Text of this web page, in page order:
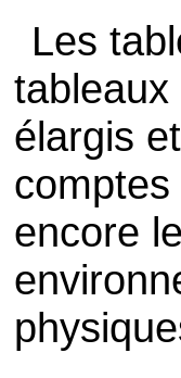
Les
élargis
comptes
encore